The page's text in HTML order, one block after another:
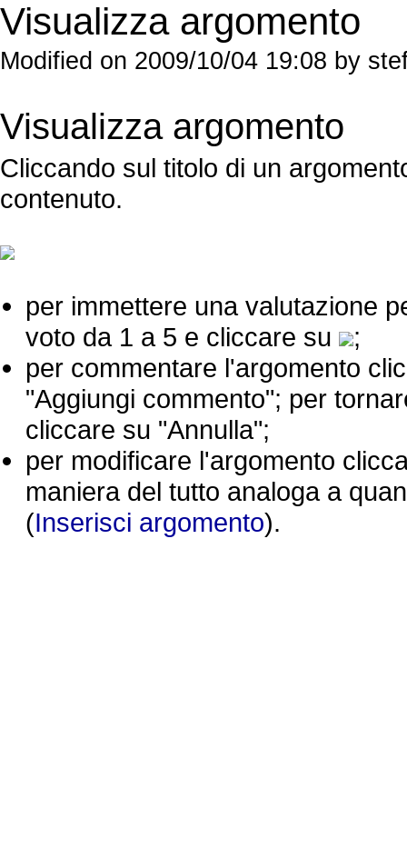
Visualizza argomento
Modified on 2009/10/04 19:08 by
Visualizza argomento
Cliccando sul titolo di un
contenuto.
per immettere una valutazione
voto da 1 a 5 e cliccare su
;
per commentare l'argomento
"Aggiungi commento"; per
cliccare su "Annulla";
per modificare l'argomento
maniera del tutto analoga a
(Inserisci argomento).